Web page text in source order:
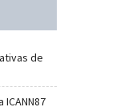
de